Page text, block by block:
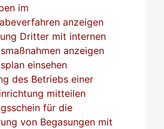
im
anzeigen
Dritter mit internen
anzeigen
einsehen
des Betriebs einer
mitteilen
für die
von Begasungen mit